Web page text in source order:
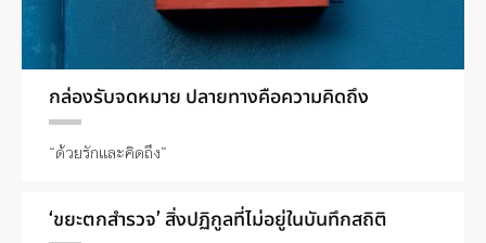
กล่องรับจดหมาย ปลายทางคือความคิดถึง
“ด้วยรักและคิดถึง”
‘ขยะตกสำรวจ’ สิ่งปฏิกูลที่ไม่อยู่ในบันทึกสถิติ